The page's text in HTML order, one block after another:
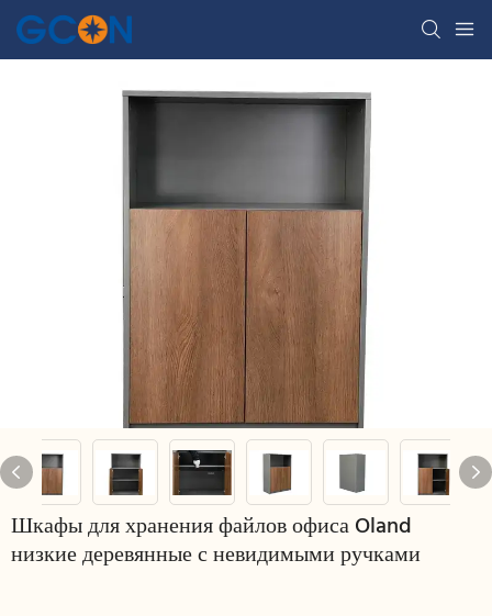
Шкафы для хранения файлов офиса Oland
низкие деревянные с невидимыми ручками